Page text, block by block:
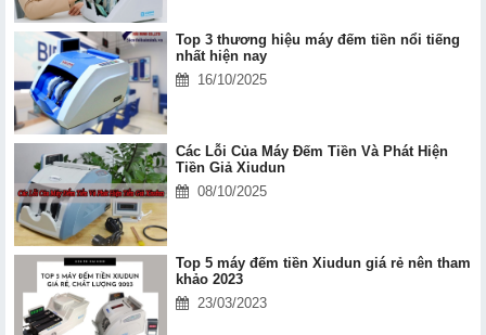
Top 3 thương hiệu máy đếm tiền nổi tiếng
nhất hiện nay
16/10/2025
Các Lỗi Của Máy Đếm Tiền Và Phát Hiện
Tiền Giả Xiudun
08/10/2025
Top 5 máy đếm tiền Xiudun giá rẻ nên tham
khảo 2023
23/03/2023